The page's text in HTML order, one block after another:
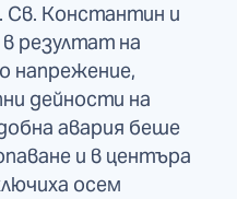
Св. Константин и
в резултат на
напрежение,
дейности на
авария беше
и в центъра
осем